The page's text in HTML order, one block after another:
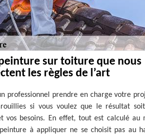
sur toiture que nous
les règles de l’art
professionnel prendre en charge votre
si vous voulez que le résultat
vos besoins. En effet, tout est calculé au
à appliquer ne se choisit pas au